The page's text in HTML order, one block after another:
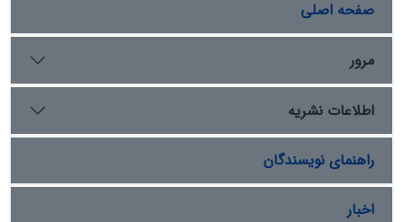
عنوان یک روش مکمل و پایدار در کاهش استفاده از سموم
شیمیایی و ترویج کشاورزی دوستدار محیط زیست عمل کند.
صفحه اصلی
مرور
اطلاعات نشریه
راهنمای نویسندگان
اخبار